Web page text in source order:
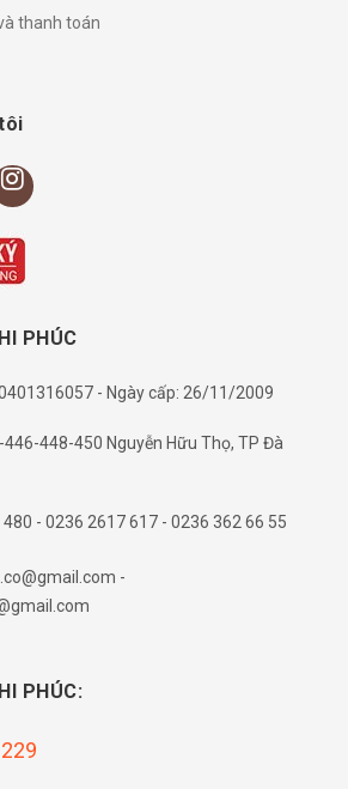
thanh toán
PHÚC
- Ngày cấp: 26/11/2009
448-450 Nguyễn Hữu Thọ, TP Đà
480 - 0236 2617 617 - 0236 362 66 55
-
PHÚC: